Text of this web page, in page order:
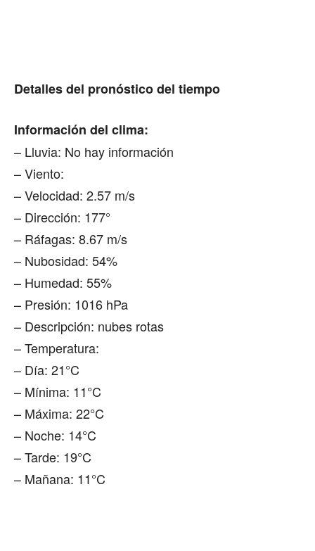
Detalles del pronóstico del tiempo
Información del clima:
– Lluvia: No hay información
– Viento:
– Velocidad: 2.57 m/s
– Dirección: 177°
– Ráfagas: 8.67 m/s
– Nubosidad: 54%
– Humedad: 55%
– Presión: 1016 hPa
– Descripción: nubes rotas
– Temperatura:
– Día: 21°C
– Mínima: 11°C
– Máxima: 22°C
– Noche: 14°C
– Tarde: 19°C
– Mañana: 11°C